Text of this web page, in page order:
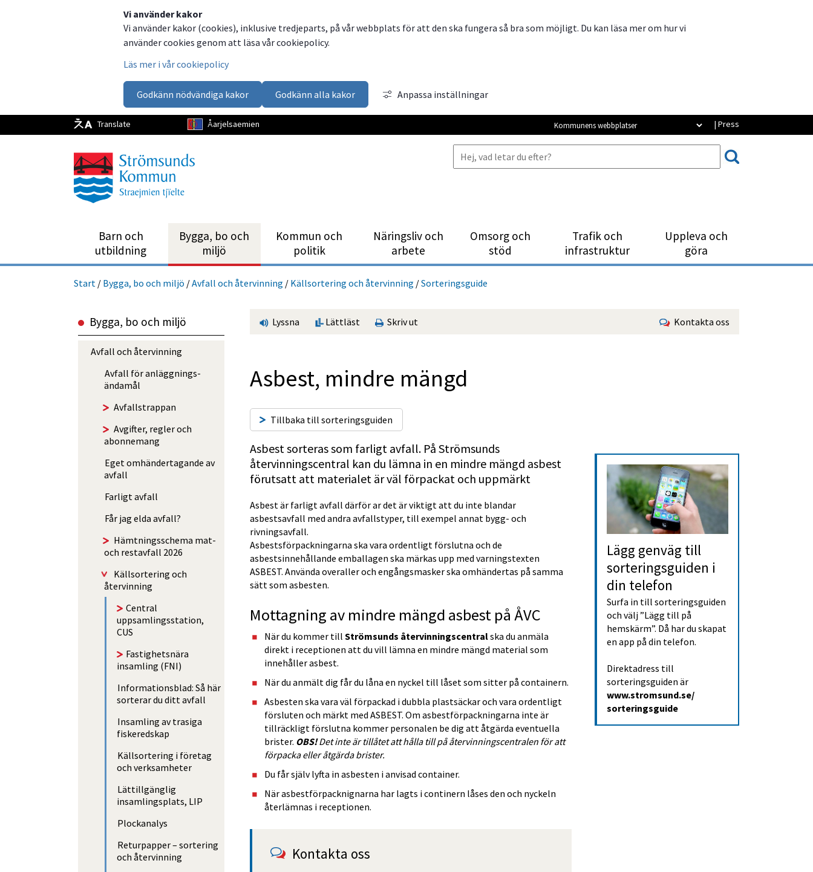
Vi använder kakor
Vi använder kakor (cookies), inklusive tredjeparts, på vår webbplats för att den ska fungera så bra som möjligt. Du kan läsa mer om hur vi
använder cookies genom att läsa vår cookiepolicy.
Läs mer i vår cookiepolicy
Godkänn nödvändiga kakor Godkänn alla kakor Anpassa inställningar
Translate Åarjelsaemien | Press
Kommunens webbplatser
Barn och
utbild­ning
Bygga, bo och
miljö
Kommun och
politik
Närings­liv och
arbete
Omsorg och
stöd
Trafik och
infrastruktur
Uppleva och
göra
Start / Bygga, bo och miljö /Avfall och återvinning / Käll­sorte­ring och återvinning /Sorterings­guide
Lyssna Lättläst Skriv ut Kontakta oss
Asbest, mindre mängd
Tillbaka till sorteringsguiden
Asbest sorteras som farligt avfall. På Strömsunds
återvinningscentral kan du lämna in en mindre mängd asbest
förutsatt att materialet är väl förpackat och uppmärkt
Asbest är farligt avfall därför ar det är viktigt att du inte blandar
asbestsavfall med andra avfallstyper, till exempel annat bygg- och
rivningsavfall.
Asbestsförpackningarna ska vara ordentligt förslutna och de
asbestsinnehållande emballagen ska märkas upp med varningstexten
ASBEST. Använda overaller och engångsmasker ska omhändertas på samma
sätt som asbesten.
Mottagning av mindre mängd asbest på ÅVC
När du kommer till Strömsunds återvinningscentral ska du anmäla
direkt i receptionen att du vill lämna en mindre mängd material som
innehåller asbest.
När du anmält dig får du låna en nyckel till låset som sitter på containern.
Asbesten ska vara väl förpackad i dubbla plastsäckar och vara ordentligt
försluten och märkt med ASBEST. Om asbestförpackningarna inte är
tillräckligt förslutna kommer personalen be dig att åtgärda eventuella
brister. OBS! Det inte är tillåtet att hålla till på återvinningscentralen för att
förpacka eller åtgärda brister.
Du får själv lyfta in asbesten i anvisad container.
När asbestförpacknignarna har lagts i continern låses den och nyckeln
återlämnas i receptionen.
Lägg genväg till
sorterings­guiden i
din telefon
Surfa in till sorteringsguiden
och välj ”Lägg till på
hemskärm”. Då har du skapat
en app på din telefon.
Direktadress till
www.stromsund.se/
sorteringsguide
Kontakta oss
Bygga, bo och miljö
Avfall och återvinning
Avfall för anlägg­nings­
ändamål
Avfalls­trappan
Avgifter, regler och
abonnemang
Eget omhänder­tagande av
avfall
Farligt avfall
Får jag elda avfall?
Hämtningsschema mat-
och restavfall 2026
Käll­sorte­ring och
återvinning
Central
uppsamlingsstation,
CUS
Fastighetsnära
insamling (FNI)
Informationsblad: Så här
sorterar du ditt avfall
Insamling av trasiga
fiskeredskap
Källsortering i företag
och verksamheter
Lättillgänglig
insamlingsplats, LIP
Plockanalys
Returpapper – sortering
och återvinning